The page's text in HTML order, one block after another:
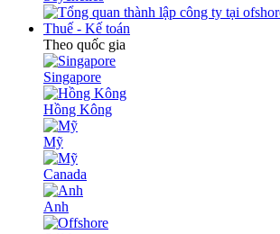
Thuế - Kế toán
Theo quốc gia
Singapore
Hồng Kông
Mỹ
Canada
Anh